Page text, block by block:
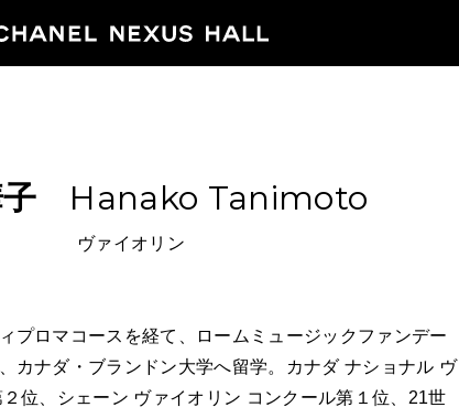
NEWS
Hanako Tanimoto
ヴァイオリン
プロマコースを経て、ロームミュージックファンデー
カナダ・ブランドン大学へ留学。カナダ ナショナル ヴ
位、シェーン ヴァイオリン コンクール第１位、21世